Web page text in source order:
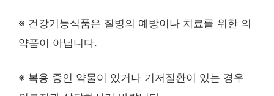
※ 건강기능식품은 질병의 예방이나 치료를 위한 의
약품이 아닙니다.
※ 복용 중인 약물이 있거나 기저질환이 있는 경우